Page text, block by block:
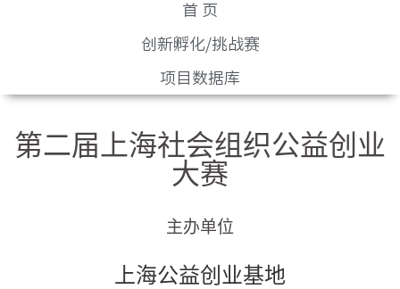
首 页
创新孵化/挑战赛
项目数据库
第二届上海社会组织公益创业
大赛
主办单位
上海公益创业基地